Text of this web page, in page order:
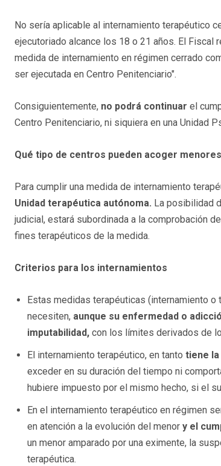
No sería aplicable al internamiento terapéutico
ejecutoriado alcance los 18 o 21 años. El Fiscal
medida de internamiento en régimen cerrado
ser ejecutada en Centro Penitenciario".
Consiguientemente, no podrá continuar el
Centro Penitenciario, ni siquiera en una Unidad
Qué tipo de centros pueden acoger
Para cumplir una medida de internamiento
Unidad terapéutica autónoma. La posibilidad
judicial, estará subordinada a la comprobación
fines terapéuticos de la medida.
Criterios para los internamientos
Estas medidas terapéuticas (internamiento
necesiten, aunque su enfermedad o
imputabilidad, con los límites derivados de
El internamiento terapéutico, en tanto tiene
exceder en su duración del tiempo ni
hubiere impuesto por el mismo hecho, si el
En el internamiento terapéutico en régimen
en atención a la evolución del menor y el
un menor amparado por una eximente, la
terapéutica.